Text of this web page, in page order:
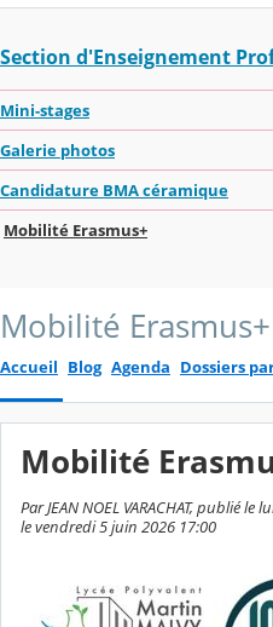
Section d'Enseignement
Mini-stages
Galerie photos
Candidature BMA céramique
Mobilité Erasmus+
Mobilité Erasmus+
Accueil Blog Agenda Dossiers
Mobilité
Par JEAN NOEL VARACHAT, publié
le vendredi 5 juin 2026 17:00